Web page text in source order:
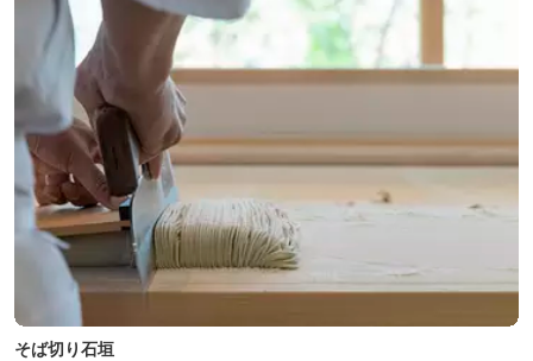
そば切り石垣